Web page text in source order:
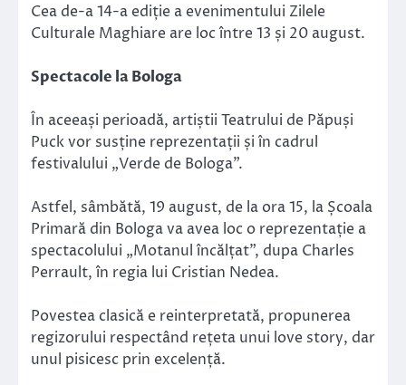
Cea de-a 14-a ediție a evenimentului Zilele
Culturale Maghiare are loc între 13 și 20 august.
Spectacole la Bologa
În aceeași perioadă, artiștii Teatrului de Păpuși
Puck vor susține reprezentații și în cadrul
festivalului „Verde de Bologa”.
Astfel, sâmbătă, 19 august, de la ora 15, la Școala
Primară din Bologa va avea loc o reprezentație a
spectacolului „Motanul încălțat”, dupa Charles
Perrault, în regia lui Cristian Nedea.
Povestea clasică e reinterpretată, propunerea
regizorului respectând rețeta unui love story, dar
unul pisicesc prin excelență.